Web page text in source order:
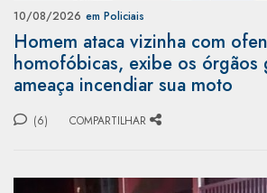
10/08/2026 em Policiais
Homem ataca vizinha com
homofóbicas, exibe os órgãos
ameaça incendiar sua moto
(6) COMPARTILHAR